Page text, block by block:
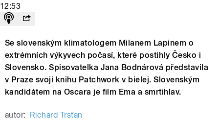
12:53
Se slovenským klimatologem Milanem Lapinem o
extrémních výkyvech počasí, které postihly Česko i
Slovensko. Spisovatelka Jana Bodnárová představila
v Praze svoji knihu Patchwork v bielej. Slovenským
kandidátem na Oscara je film Ema a smrtihlav.
autor: Richard Trsťan